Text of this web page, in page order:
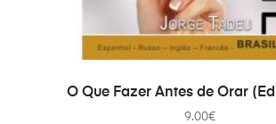
COMPRAR
O Que Fazer Antes de Orar
9.00€